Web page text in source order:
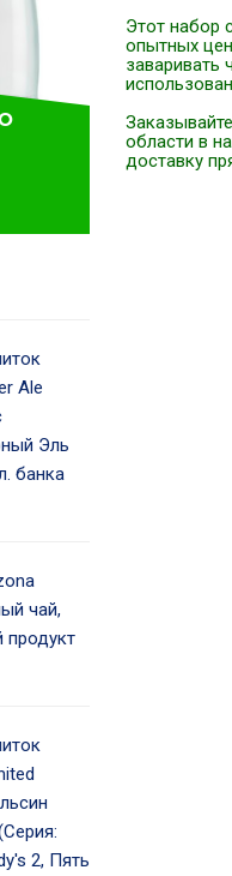
Этот набор
опытных
заваривать
области в
доставку
Ale
Эль
банка
чай,
продукт
2, Пять